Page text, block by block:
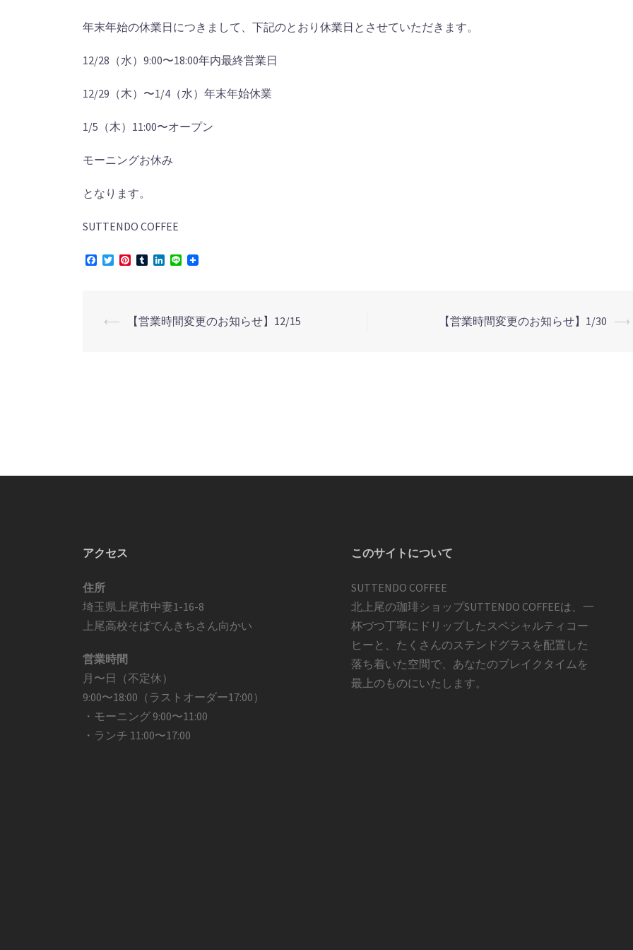
年末年始の休業日につきまして、下記のとおり休業日とさせていただきます。
12/28 （水） 9:00〜18:00年内最終営業日
12/29 （木）〜1/4 （水）年末年始休業
1/5 （木） 11:00〜オープン
モーニングお休み
となります。
SUTTENDO COFFEE
Facebook
TwitterPinterest
TumblrLinkedIn
Line
投
ョ
ン
⟵ 【営業時間変更のお知らせ】12/15 【営業時間変更のお知らせ】1/30 ⟶
アクセス
住所
埼玉県上尾市中妻1-16-8
上尾高校そばでんきちさん向かい
営業時間
月〜日（不定休）
9:00〜18:00（ラストオーダー17:00）
・モーニング 9:00〜11:00
・ランチ 11:00〜17:00
このサイトについて
SUTTENDO COFFEE
北上尾の珈琲ショップSUTTENDO COFFEEは、一
杯づつ丁寧にドリップしたスペシャルティコー
ヒーと、たくさんのステンドグラスを配置した
落ち着いた空間で、あなたのブレイクタイムを
最上のものにいたします。